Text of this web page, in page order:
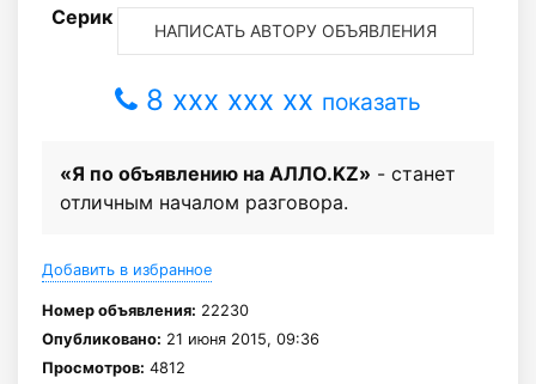
Серик
НАПИСАТЬ АВТОРУ ОБЪЯВЛЕНИЯ
8 xxx xxx xx показать
«Я по объявлению на АЛЛО.KZ» - станет
отличным началом разговора.
Добавить в избранное
Номер объявления: 22230
Опубликовано: 21 июня 2015, 09:36
Просмотров: 4812